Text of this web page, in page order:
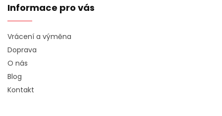
Informace pro vás
Vrácení a výměna
Doprava
O nás
Blog
Kontakt